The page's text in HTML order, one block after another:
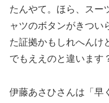
たんやて。ほら、スー
ャツのボタンがきつい
た証拠かもしれへんけ
でもええのと違います
伊藤あさひさんは「早